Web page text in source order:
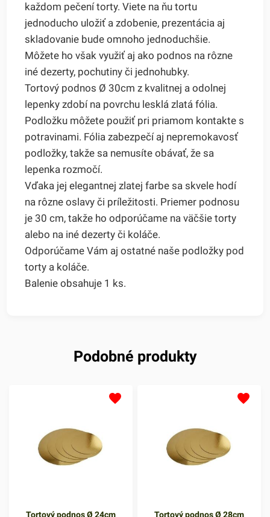
každom pečení torty. Viete na ňu tortu
jednoducho uložiť a zdobenie, prezentácia aj
skladovanie bude omnoho jednoduchšie.
Môžete ho však využiť aj ako podnos na rôzne
iné dezerty, pochutiny či jednohubky.
Tortový podnos Ø 30cm z kvalitnej a odolnej
lepenky zdobí na povrchu lesklá zlatá fólia.
Podložku môžete použiť pri priamom kontakte s
potravinami. Fólia zabezpečí aj nepremokavosť
podložky, takže sa nemusíte obávať, že sa
lepenka rozmočí.
Vďaka jej elegantnej zlatej farbe sa skvele hodí
na rôzne oslavy či príležitosti. Priemer podnosu
je 30 cm, takže ho odporúčame na väčšie torty
alebo na iné dezerty či koláče.
Odporúčame Vám aj ostatné naše podložky pod
torty a koláče.
Balenie obsahuje 1 ks.
Podobné produkty
Tortový podnos Ø 24cm Tortový podnos Ø 28cm